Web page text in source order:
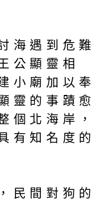
海遇到危難
公顯靈相
小廟加以奉
靈的事蹟愈
個北海岸，
有知名度的
民間對狗的